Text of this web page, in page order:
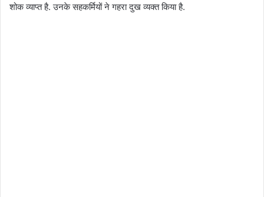
शोक व्याप्त है. उनके सहकर्मियों ने गहरा दुख व्यक्त किया है.